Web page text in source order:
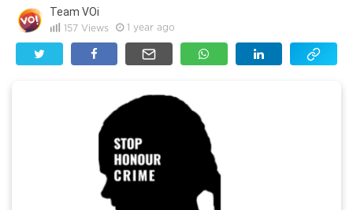
Team VOi
157 Views 1 year ago